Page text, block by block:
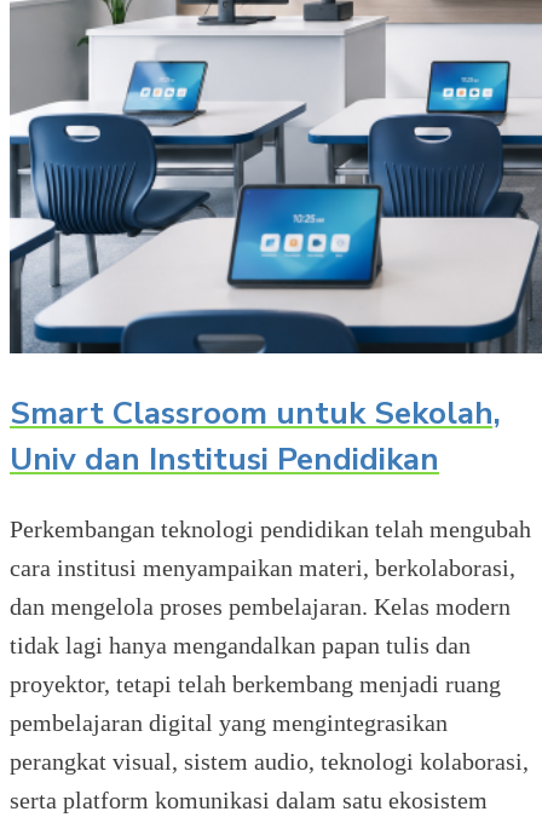
Smart Classroom untuk Sekolah,
Univ dan Institusi Pendidikan
Perkembangan teknologi pendidikan telah mengubah
cara institusi menyampaikan materi, berkolaborasi,
dan mengelola proses pembelajaran. Kelas modern
tidak lagi hanya mengandalkan papan tulis dan
proyektor, tetapi telah berkembang menjadi ruang
pembelajaran digital yang mengintegrasikan
perangkat visual, sistem audio, teknologi kolaborasi,
serta platform komunikasi dalam satu ekosistem